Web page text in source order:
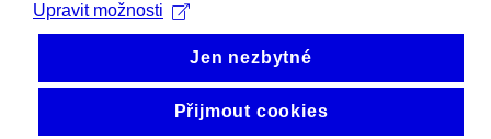
Upravit možnosti
Jen nezbytné
Přijmout cookies